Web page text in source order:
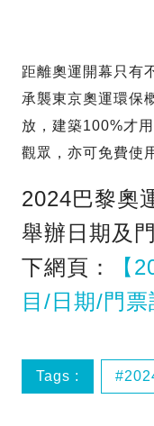
距離奧運開幕只有
承襲東京奧運環保
放，建築100%才
觀眾，亦可免費使
2024巴黎奧
舉辦日期及
下網頁：
【
目/日期/門票
Tags :